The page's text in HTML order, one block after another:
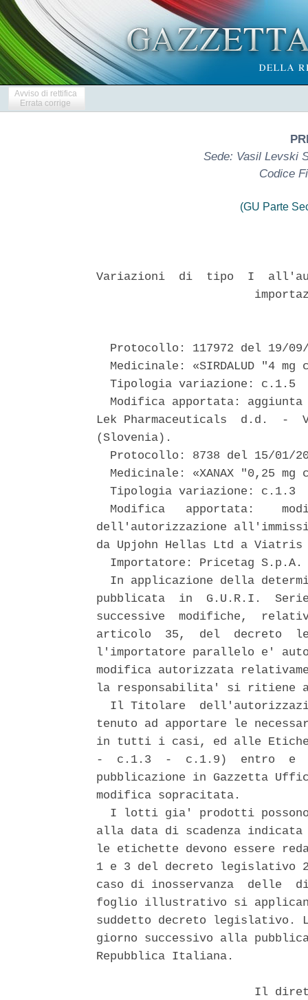
Avviso di rettifica
Errata corrige
Sede: Vasil Levski
Codice
(GU Parte
Variazioni  di  tipo  I
Protocollo: 117972 del 19/
Medicinale: «SIRDALUD "4 mg
  Tipologia variazione: c.1.5
Modifica apportata:
Lek Pharmaceuticals  d.d.  -
(Slovenia).
Protocollo: 8738 del 15/01/
Medicinale: «XANAX "0,25 mg
  Tipologia variazione: c.1.3
Modifica   apportata:
dell'autorizzazione
da Upjohn Hellas Ltd a
Importatore: Pricetag
In applicazione della
pubblicata  in  G.U.R.I.
successive  modifiche,
articolo  35,  del  decreto
l'importatore parallelo e'
modifica autorizzata
la responsabilita' si ritiene
Il Titolare
tenuto ad apportare le
in tutti i casi, ed alle
-  c.1.3  -  c.1.9)  entro  e
pubblicazione in Gazzetta
modifica sopracitata.
I lotti gia' prodotti
alla data di scadenza
le etichette devono essere
1 e 3 del decreto
caso di inosservanza  delle
foglio illustrativo si
suddetto decreto legislativo.
giorno successivo alla
Repubblica Italiana.
Il